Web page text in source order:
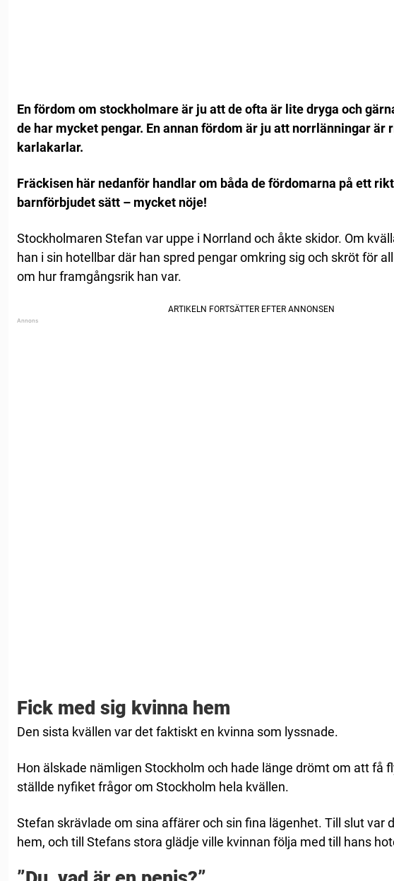
En fördom om stockholmare är ju att de ofta är lite dryga och
de har mycket pengar. En annan fördom är ju att norrlänningar är
karlakarlar.
Fräckisen här nedanför handlar om båda de fördomarna på ett
barnförbjudet sätt – mycket nöje!
Stockholmaren Stefan var uppe i Norrland och åkte skidor. Om
han i sin hotellbar där han spred pengar omkring sig och skröt för
om hur framgångsrik han var.
Fick med sig kvinna hem
Den sista kvällen var det faktiskt en kvinna som lyssnade.
Hon älskade nämligen Stockholm och hade länge drömt om att få
ställde nyfiket frågor om Stockholm hela kvällen.
Stefan skrävlade om sina affärer och sin fina lägenhet. Till slut var
hem, och till Stefans stora glädje ville kvinnan följa med till hans